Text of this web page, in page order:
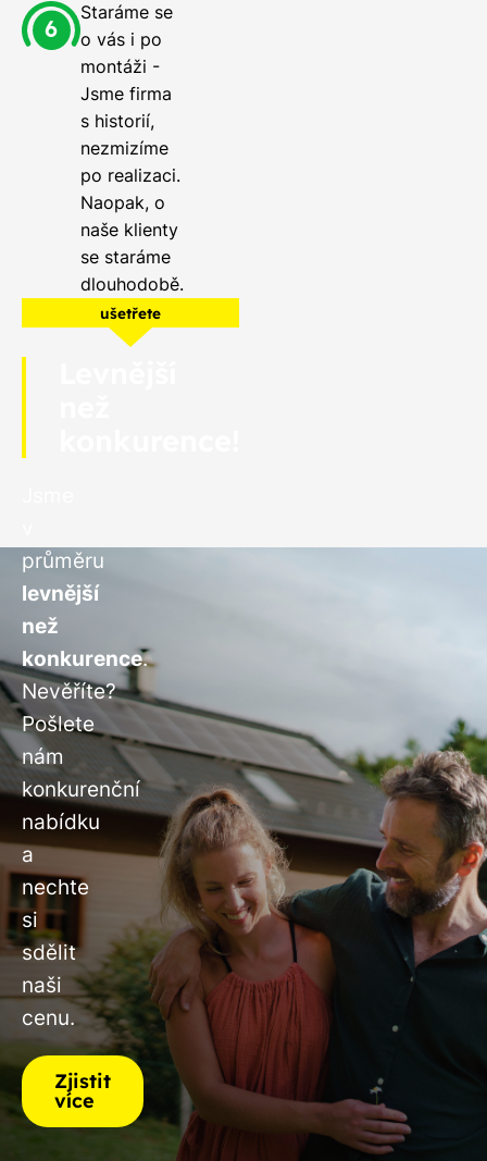
Staráme se
o vás i po
montáži -
Jsme firma
s historií,
nezmizíme
po realizaci.
Naopak, o
naše klienty
se staráme
dlouhodobě.
ušetřete
průměru
levnější
než
konkurence.
Nevěříte?
Pošlete
nám
konkurenční
nabídku
a
nechte
si
sdělit
naši
cenu.
Zjistit
více